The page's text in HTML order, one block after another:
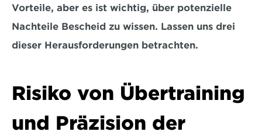
Vorteile, aber es ist wichtig, über potenzielle
Nachteile Bescheid zu wissen. Lassen uns drei
dieser Herausforderungen betrachten.
Risiko von Übertraining
und Präzision der